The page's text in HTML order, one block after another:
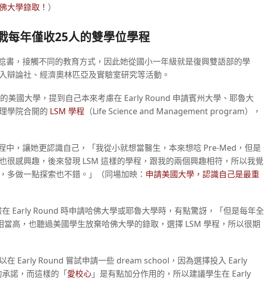
大學錄取！ ）
每年僅收25人的雙學位學程
，接觸不同的教育方式，因此她從國小一年級就是復興雙語部的學
辯論社、經濟奧林匹亞及實驗室研究等活動。
美國大學，提到自己本來考慮在 Early Round 申請賓州大學、耶魯大
學院合開的 LSM 學程 （Life Science and Management program），
，讓她更認識自己，「我從小就想當醫生，本來想唸 Pre-Med，但是
很感興趣，後來發現 LSM 這樣的學程，跟我的兩個興趣相符，所以我覺
多做一點探索也不錯。」（同場加映： 申請美國大學，認識自己是最重
Early Round 時申請哈佛大學或耶魯大學時，有點驚訝，「但是每年全
高，也聽過美國學生放棄哈佛大學的錄取，選擇 LSM 學程，所以很期
在 Early Round 嘗試申請一些 dream school，因為選擇投入 Early
諾，而這樣的「愛校心」是有點加分作用的，所以建議學生在 Early